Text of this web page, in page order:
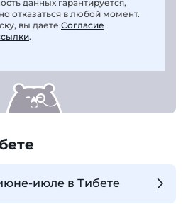
данных гарантируется,
отказаться в любой момент.
вы даете Согласие
.
июле в Тибете